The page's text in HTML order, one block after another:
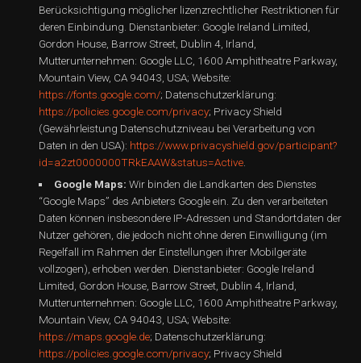
Berücksichtigung möglicher lizenzrechtlicher Restriktionen für
deren Einbindung. Dienstanbieter: Google Ireland Limited,
Gordon House, Barrow Street, Dublin 4, Irland,
Mutterunternehmen: Google LLC, 1600 Amphitheatre Parkway,
Mountain View, CA 94043, USA; Website:
https://fonts.google.com/; Datenschutzerklärung:
https://policies.google.com/privacy; Privacy Shield
(Gewährleistung Datenschutzniveau bei Verarbeitung von
Daten in den USA): https://www.privacyshield.gov/participant?
id=a2zt0000000TRkEAAW&status=Active
Google Maps: Wir binden die Landkarten des Dienstes
“Google Maps” des Anbieters Google ein. Zu den verarbeiteten
Daten können insbesondere IP-Adressen und Standortdaten der
Nutzer gehören, die jedoch nicht ohne deren Einwilligung (im
Regelfall im Rahmen der Einstellungen ihrer Mobilgeräte
vollzogen), erhoben werden. Dienstanbieter: Google Ireland
Limited, Gordon House, Barrow Street, Dublin 4, Irland,
Mutterunternehmen: Google LLC, 1600 Amphitheatre Parkway,
Mountain View, CA 94043, USA; Website:
https://maps.google.de; Datenschutzerklärung:
https://policies.google.com/privacy; Privacy Shield